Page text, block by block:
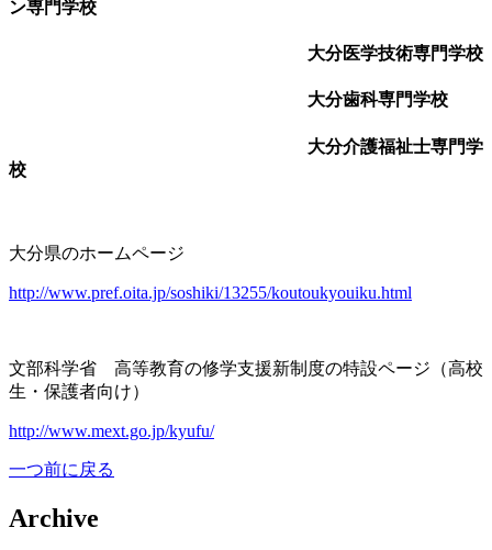
ン専門学校
大分医学技術専門学校
大分歯科専門学校
大分介護福祉士専門学
校
大分県のホームページ
http://www.pref.oita.jp/soshiki/13255/koutoukyouiku.html
文部科学省 高等教育の修学支援新制度の特設ページ（高校
生・保護者向け）
http://www.mext.go.jp/kyufu/
一つ前に戻る
Archive